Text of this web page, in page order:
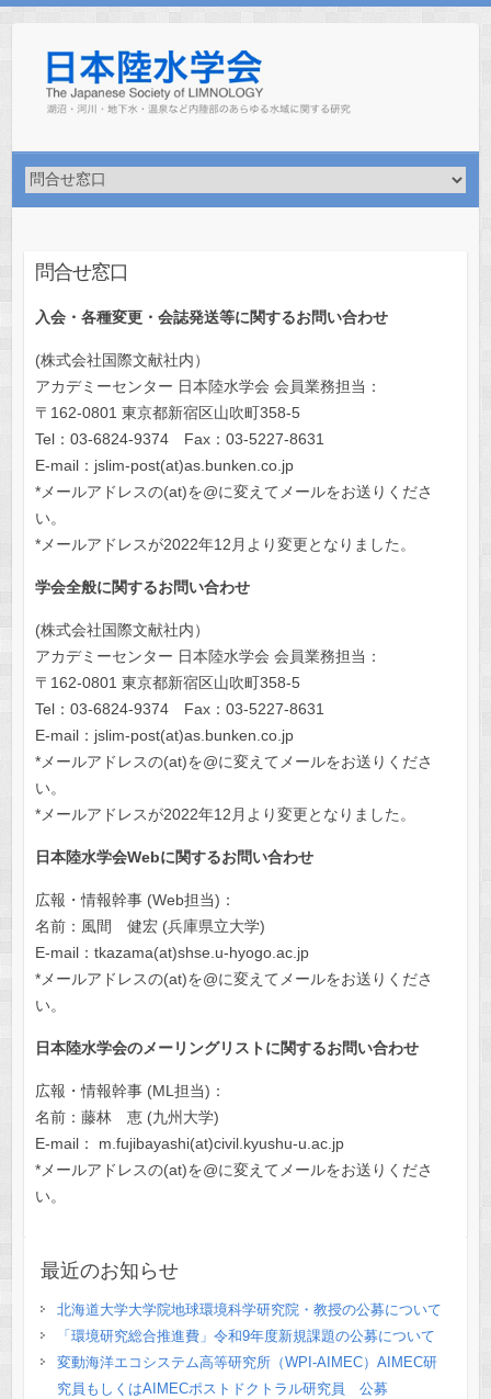
問合せ窓口
入会・各種変更・会誌発送等に関するお問い合わせ
(株式会社国際⽂献社内）
アカデミーセンター ⽇本陸⽔学会 会員業務担当：
〒162-0801 東京都新宿区⼭吹町358-5
Tel：03-6824-9374 Fax：03-5227-8631
E-mail：jslim-post(at)as.bunken.co.jp
*メールアドレスの(at)を@に変えてメールをお送りくださ
い。
*メールアドレスが2022年12月より変更となりました。
学会全般に関するお問い合わせ
(株式会社国際⽂献社内）
アカデミーセンター ⽇本陸⽔学会 会員業務担当：
〒162-0801 東京都新宿区⼭吹町358-5
Tel：03-6824-9374 Fax：03-5227-8631
E-mail：jslim-post(at)as.bunken.co.jp
*メールアドレスの(at)を@に変えてメールをお送りくださ
い。
*メールアドレスが2022年12月より変更となりました。
日本陸水学会Webに関するお問い合わせ
広報・情報幹事 (Web担当)：
名前：風間 健宏 (兵庫県立大学)
E-mail：tkazama(at)shse.u-hyogo.ac.jp
*メールアドレスの(at)を@に変えてメールをお送りくださ
い。
日本陸水学会のメーリングリストに関するお問い合わせ
広報・情報幹事 (ML担当)：
名前： 藤林 恵 (九州大学)
E-mail：
m.fujibayashi(at)civil.kyushu-u.ac.jp
*メールアドレスの(at)を@に変えてメールをお送りくださ
い。
最近のお知らせ
北海道大学大学院地球環境科学研究院・教授の公募について
「環境研究総合推進費」令和9年度新規課題の公募について
変動海洋エコシステム高等研究所（WPI-AIMEC）AIMEC研
究員もしくはAIMECポストドクトラル研究員 公募